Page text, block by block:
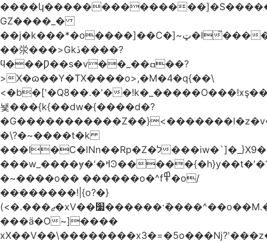
GZ����_�
��j�k���*�o����]��C�]~ټ�l̃������7G��ß��ۻ�f�xڰ�}
��泶���>Gkڏ����?
ϥ���Ƿ��s�v��_��ߛ��?
>X�ɷ��Y�TX����o>,�M�4�q{��\
<�b�['�Q8��.�'�
뇇���{k{��dw�{����d�?
�\?�~����t�k
���I�C�lNn��Rp�Z�ל���iw�`]�_}X9��ᨰ��}
���w_����ɏ�'�ߞϿ�����{�h}y��t�'�?
�~����o�� ������o�^f߾�o/
��������!|{o?�}
(<�.���ޖ�xV��׷������·݇����^��o��M.��΍���_�?
���ӓ�O~]����